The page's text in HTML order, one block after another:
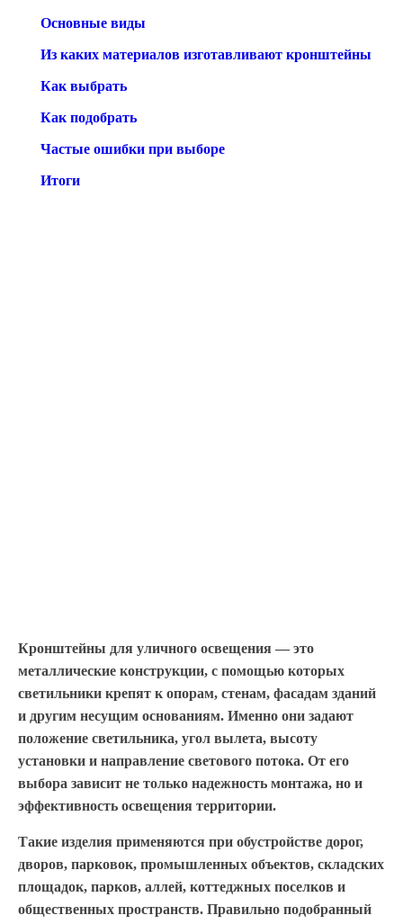
Основные виды
Из каких материалов изготавливают кронштейны
Как выбрать
Как подобрать
Частые ошибки при выборе
Итоги
Кронштейны для уличного освещения — это
металлические конструкции, с помощью которых
светильники крепят к опорам, стенам, фасадам зданий
и другим несущим основаниям. Именно они задают
положение светильника, угол вылета, высоту
установки и направление светового потока. От его
выбора зависит не только надежность монтажа, но и
эффективность освещения территории.
Такие изделия применяются при обустройстве дорог,
дворов, парковок, промышленных объектов, складских
площадок, парков, аллей, коттеджных поселков и
общественных пространств. Правильно подобранный